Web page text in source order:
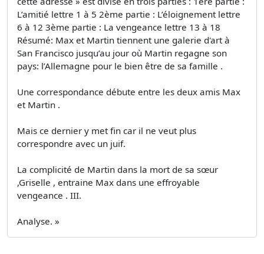
L’amitié lettre 1 à 5 2ème partie : L’éloignement lettre
6 à 12 3ème partie : La vengeance lettre 13 à 18
Résumé: Max et Martin tiennent une galerie d'art à
San Francisco jusqu’au jour où Martin regagne son
pays: l’Allemagne pour le bien être de sa famille .
Une correspondance débute entre les deux amis Max
et Martin .
Mais ce dernier y met fin car il ne veut plus
correspondre avec un juif.
La complicité de Martin dans la mort de sa sœur
,Griselle , entraine Max dans une effroyable
vengeance . III.
Analyse. »